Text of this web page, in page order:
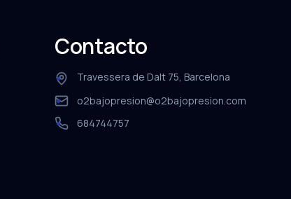
Contacto
Travessera de Dalt 75, Barcelona
o2bajopresion@o2bajopresion.com
684744757